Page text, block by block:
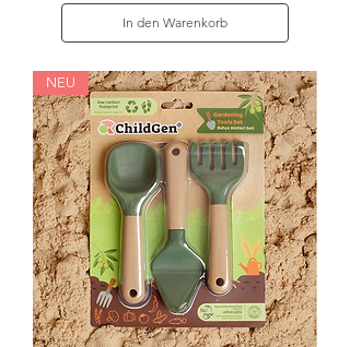
In den Warenkorb
NEU